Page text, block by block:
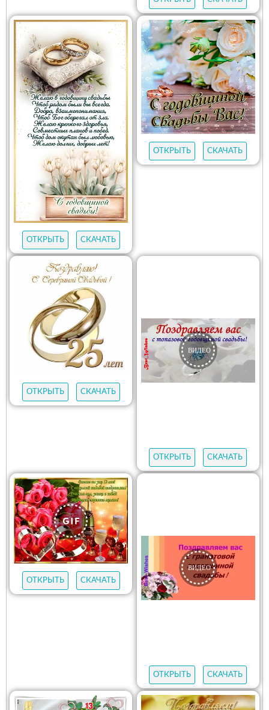
ОТКРЫТЬ СКАЧАТЬ
ОТКРЫТЬ СКАЧАТЬ
ОТКРЫТЬ СКАЧАТЬ
ОТКРЫТЬ СКАЧАТЬ
ОТКРЫТЬ СКАЧАТЬ
ОТКРЫТЬ СКАЧАТЬ